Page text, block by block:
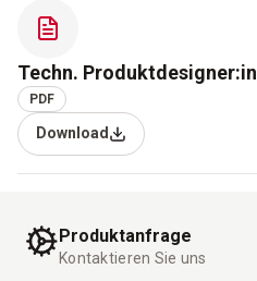
Techn. Produktdesigner:in
PDF
Download
Produktanfrage
Kontaktieren Sie uns